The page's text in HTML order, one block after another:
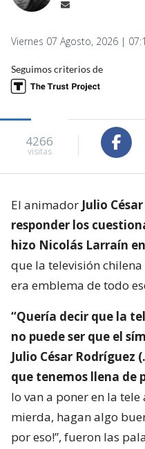
Viernes 07 Agosto, 2026 |
Seguimos criterios de
4266
visitas
El animador Julio
responder los
hizo Nicolás Larraín
que la televisión chilena
era emblema de todo
“Quería decir que la
no puede ser que el
Julio César Rodríguez
que tenemos llena de
lo van a poner en la tele
mierda, hagan algo
por eso!”, fueron las